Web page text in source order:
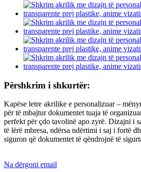
Përshkrim i shkurtër:
Kapëse letre akrilike e personalizuar –
për të mbajtur dokumentet tuaja të
perfekt për çdo tavolinë apo zyrë. Dizajni i
të lërë mbresa, ndërsa ndërtimi i saj i fortë
siguron që dokumentet të qëndrojnë të
Na dërgoni email